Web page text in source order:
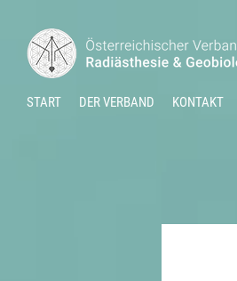
START DER VERBAND KONTAKT